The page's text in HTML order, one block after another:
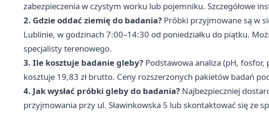
zabezpieczenia w czystym worku lub pojemniku. Szczegółowe
2. Gdzie oddać ziemię do badania? Próbki przyjmowane są w
Lublinie, w godzinach 7:00–14:30 od poniedziałku do piątku.
specjalisty terenowego.
3. Ile kosztuje badanie gleby? Podstawowa analiza (pH,
kosztuje 19,83 zł brutto. Ceny rozszerzonych pakietów badań
4. Jak wysłać próbki gleby do badania? Najbezpieczniej
przyjmowania przy ul. Sławinkowska 5 lub skontaktować się ze